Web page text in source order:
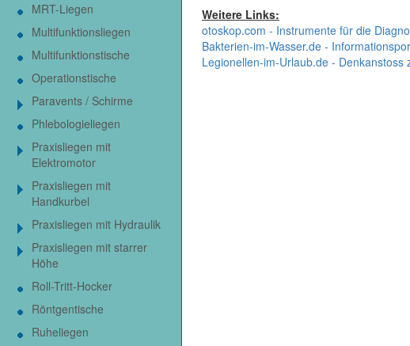
Weitere Links:
otoskop.com - Instrumente für die
Bakterien-im-Wasser.de -
Legionellen-im-Urlaub.de -
MRT-Liegen
Multifunktionsliegen
Multifunktionstische
Operationstische
Paravents / Schirme
Phlebologieliegen
Praxisliegen mit
Elektromotor
Praxisliegen mit
Handkurbel
Praxisliegen mit Hydraulik
Praxisliegen mit starrer
Höhe
Roll-Tritt-Hocker
Röntgentische
Ruheliegen